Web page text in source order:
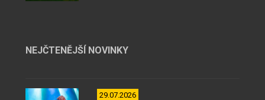
NEJČTENĚJŠÍ NOVINKY
29.07.2026